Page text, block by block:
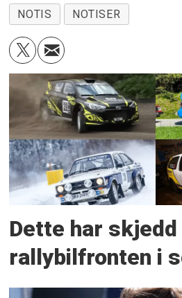
NOTIS NOTISER
Dette har skjedd
rallybilfronten i